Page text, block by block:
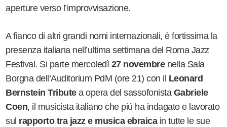
aperture verso l ’improvvisazione.
A fianco di altri grandi nomi internazionali, è fortissima la
presenza italiana nell ’ultima settimana del Roma Jazz
Festival. Si parte mercoledì 27 novembrenella Sala
Borgna dell ’Auditorium PdM (ore 21) con il Leonard
Bernstein Tributea opera del sassofonista Gabriele
Coen, il musicista italiano che più ha indagato e lavorato
sul rapporto tra jazz e musica ebraicain tutte le sue